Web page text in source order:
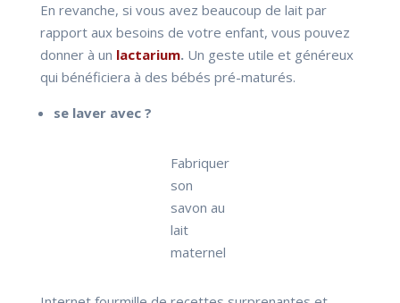
En revanche, si vous avez beaucoup de lait par
rapport aux besoins de votre enfant, vous pouvez
donner à un lactarium.Un geste utile et généreux
qui bénéficiera à des bébés pré-maturés.
se laver avec ?
Fabriquer
son
savon au
lait
maternel